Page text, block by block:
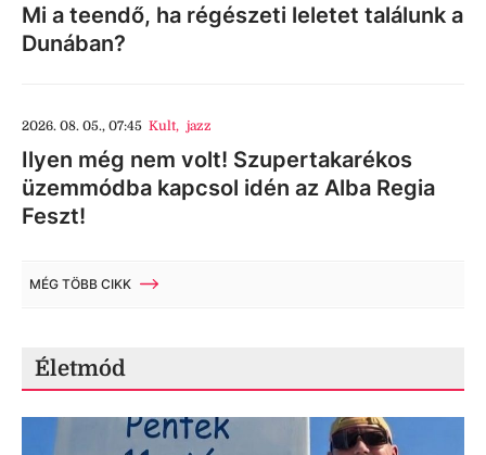
Mi a teendő, ha régészeti leletet találunk a
Dunában?
2026. 08. 05., 07:45 Kult, jazz
Ilyen még nem volt! Szupertakarékos
üzemmódba kapcsol idén az Alba Regia
Feszt!
MÉG TÖBB CIKK
Életmód